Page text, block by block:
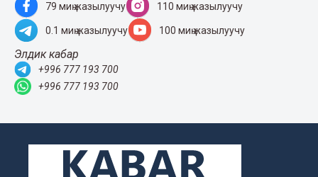
79 миң жазылуучу 110 миң жазылуучу
0.1 миң жазылуучу 100 миң жазылуучу
Элдик кабар
+996 777 193 700
+996 777 193 700